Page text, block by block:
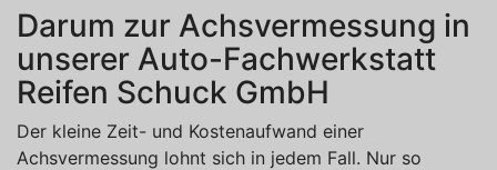
Darum zur Achsvermessung in
unserer Auto-Fachwerkstatt
Reifen Schuck GmbH
Der kleine Zeit- und Kostenaufwand einer
Achsvermessung lohnt sich in jedem Fall. Nur so